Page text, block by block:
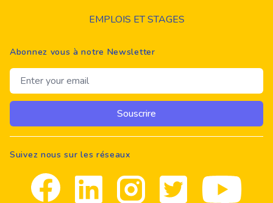
EMPLOIS ET STAGES
Abonnez vous à notre Newsletter
Email address
Souscrire
Suivez nous sur les réseaux
Facebook Linkedin Instagram Twitter youtube